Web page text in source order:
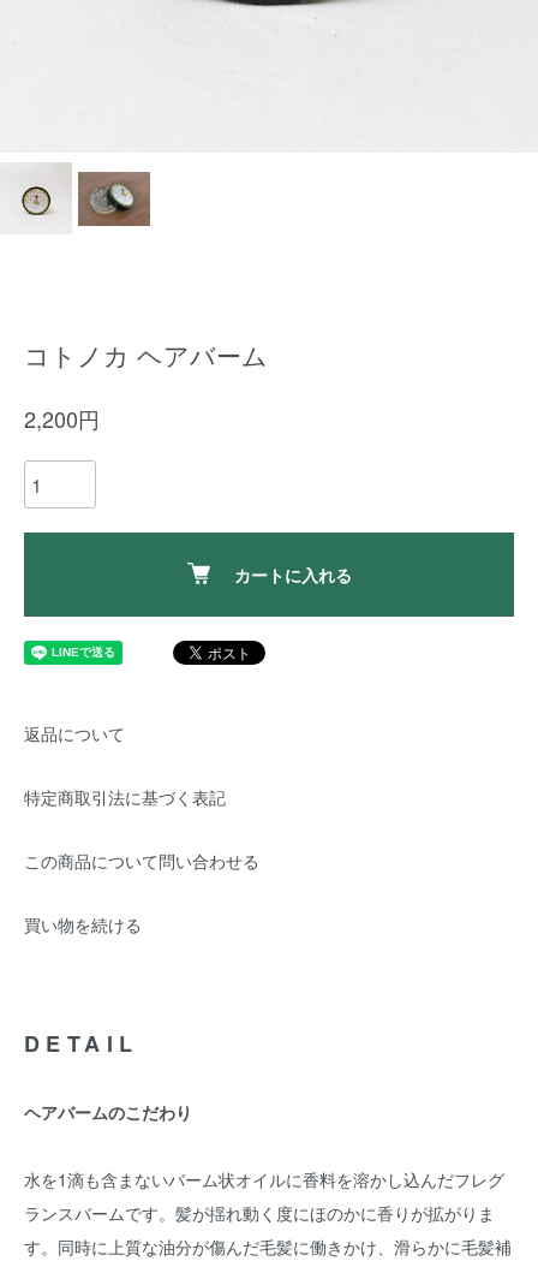
コトノカ ヘアバーム
2,200円
カートに入れる
返品について
特定商取引法に基づく表記
この商品について問い合わせる
買い物を続ける
DETAIL
ヘアバームのこだわり
水を1滴も含まないバーム状オイルに香料を溶かし込んだフレグ
ランスバームです。髪が揺れ動く度にほのかに香りが拡がりま
す。同時に上質な油分が傷んだ毛髪に働きかけ、滑らかに毛髪補